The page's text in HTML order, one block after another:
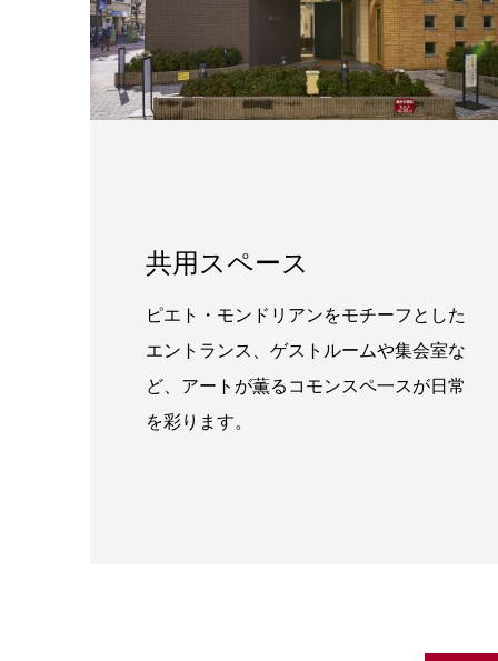
共用スペース
ピエト・モンドリアンをモチーフとした
エントランス、ゲストルームや集会室な
ど、アートが薫るコモンスペ一スが日常
を彩ります。